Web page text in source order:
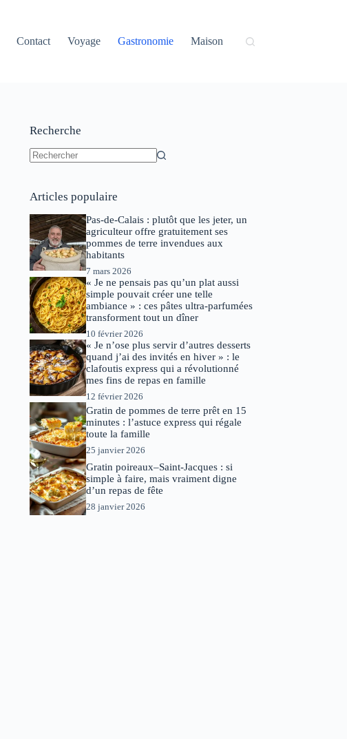
Contact Voyage Gastronomie Maison
Recherche
Articles populaire
Pas-de-Calais : plutôt que les jeter, un
agriculteur offre gratuitement ses
pommes de terre invendues aux
habitants
7 mars 2026
« Je ne pensais pas qu’un plat aussi
simple pouvait créer une telle
ambiance » : ces pâtes ultra-parfumées
transforment tout un dîner
10 février 2026
« Je n’ose plus servir d’autres desserts
quand j’ai des invités en hiver » : le
clafoutis express qui a révolutionné
mes fins de repas en famille
12 février 2026
Gratin de pommes de terre prêt en 15
minutes : l’astuce express qui régale
toute la famille
25 janvier 2026
Gratin poireaux–Saint-Jacques : si
simple à faire, mais vraiment digne
d’un repas de fête
28 janvier 2026